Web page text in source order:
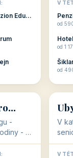
Restaurace a penzion Eduard
c...
V
od
od 1
od
objektů
-
-
🧓
V
jsou
V